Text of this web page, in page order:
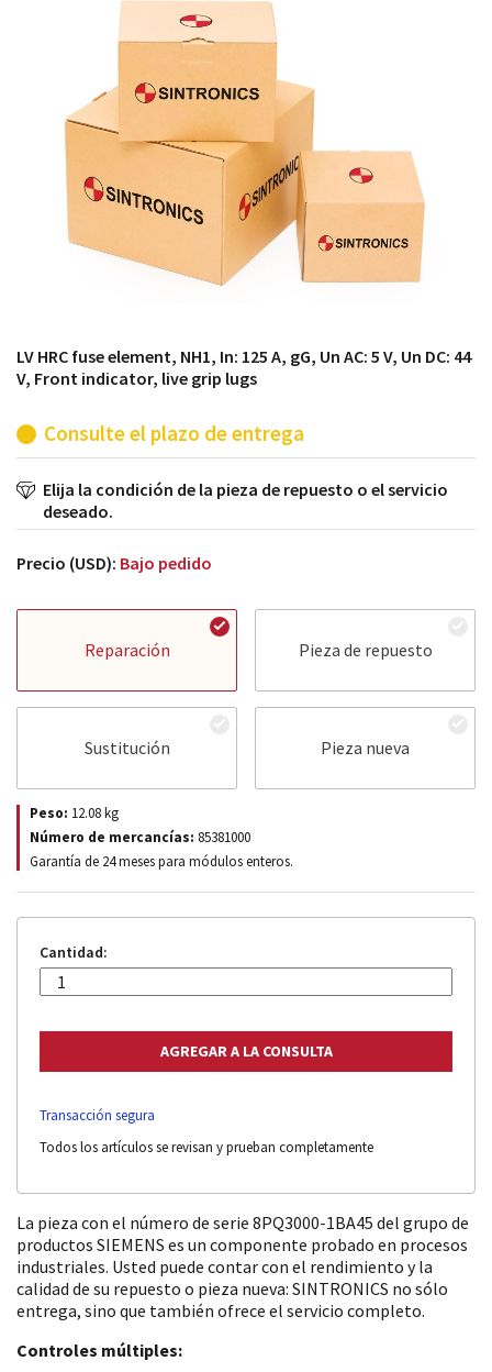
módulos antiguos a un alto nivel técnico o sustitución
de módulos descontinuados por módulos del propio
LV HRC fuse element, NH1, In: 125 A, gG, Un AC: 5 V, Un DC: 44
V, Front indicator, live grip lugs
Consulte el plazo de entrega
Elija la condición de la pieza de repuesto o el servicio
deseado.
Precio (USD): Bajo pedido
Reparación Pieza de repuesto
Sustitución Pieza nueva
Peso: 12.08kg
Número de mercancías: 85381000
Garantía de 24 meses para módulos enteros.
Cantidad:
Transacción segura
Todos los artículos se revisan y prueban completamente
La pieza con el número de serie 8PQ3000-1BA45 del grupo de
productos SIEMENS es un componente probado en procesos
industriales. Usted puede contar con el rendimiento y la
calidad de su repuesto o pieza nueva: SINTRONICS no sólo
entrega, sino que también ofrece el servicio completo.
Controles múltiples: